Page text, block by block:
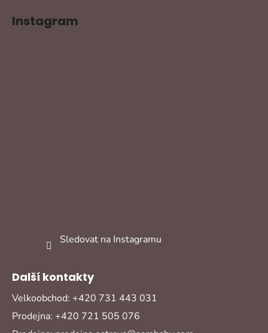
Instagram
Sledovat na Instagramu
Další kontakty
Velkoobchod: +420 731 443 031
Prodejna: +420 721 505 076